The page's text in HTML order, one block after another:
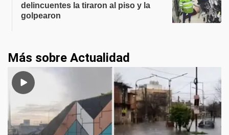
delincuentes la tiraron al piso y la
golpearon
Más sobre Actualidad